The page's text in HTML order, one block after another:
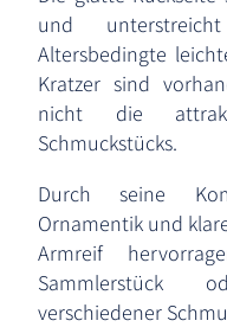
und
Altersbedingte
Kratzer sind
nicht die
Schmuckstücks.
Durch seine
Ornamentik und
Armreif
Sammlerstück
verschiedener